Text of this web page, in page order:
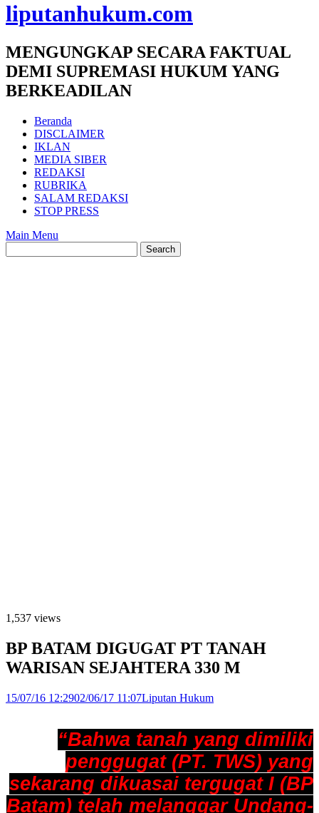
liputanhukum.com
MENGUNGKAP SECARA FAKTUAL
DEMI SUPREMASI HUKUM YANG
BERKEADILAN
Beranda
DISCLAIMER
IKLAN
MEDIA SIBER
REDAKSI
RUBRIKA
SALAM REDAKSI
STOP PRESS
Main Menu
1,537 views
BP BATAM DIGUGAT PT TANAH
WARISAN SEJAHTERA 330 M
15/07/16 12:2902/06/17 11:07Liputan Hukum
“Bahwa tanah yang dimiliki
penggugat (PT. TWS) yang
sekarang dikuasai tergugat I (BP
Batam) telah melanggar Undang-